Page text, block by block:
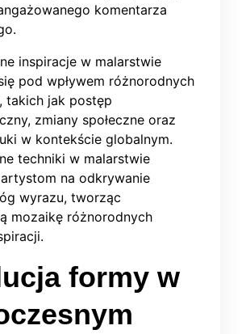
komentarza
inspiracje w malarstwie
pod wpływem różnorodnych
takich jak postęp
zmiany społeczne oraz
w kontekście globalnym.
techniki w malarstwie
na odkrywanie
wyrazu, tworząc
mozaikę różnorodnych
formy w